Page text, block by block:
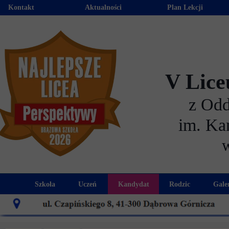
Rodzic
Harmonogram
Szkoła
Historia szkoły
Uczeń
Kalendarz roku szkolnego
Kandydat
Aktualności dla
V
z
im.
Plan Lekcji
Aktualności
Kontakt